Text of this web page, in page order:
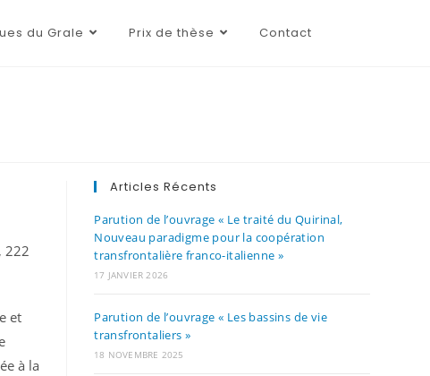
du Grale Prix de thèse Contact
222
et
à la
Articles Récents
Parution de l’ouvrage « Le traité du Quirinal,
Nouveau paradigme pour la coopération
transfrontalière franco-italienne »
17 JANVIER 2026
Parution de l’ouvrage « Les bassins de vie
transfrontaliers »
18 NOVEMBRE 2025